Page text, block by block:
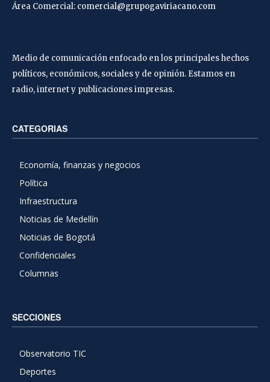
Área Comercial: comercial@grupogaviriacano.com
Medio de comunicación enfocado en los principales hechos
políticos, económicos, sociales y de opinión. Estamos en
radio, internet y publicaciones impresas.
CATEGORIAS
Economía, finanzas y negocios
Política
Infraestructura
Noticias de Medellín
Noticias de Bogotá
Confidenciales
Columnas
SECCIONES
Observatorio TIC
Deportes